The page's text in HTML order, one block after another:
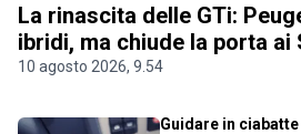
La rinascita delle GTi:
ibridi, ma chiude la porta ai
10 agosto 2026, 9.54
Guidare in